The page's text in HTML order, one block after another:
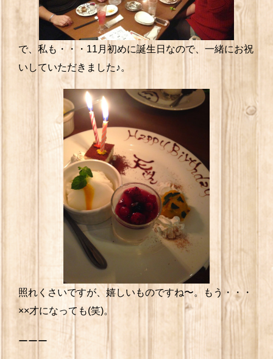
で、私も・・・11月初めに誕生日なので、一緒にお祝
いしていただきました♪。
照れくさいですが、嬉しいものですね〜。もう・・・
××才になっても(笑)。
ーーー